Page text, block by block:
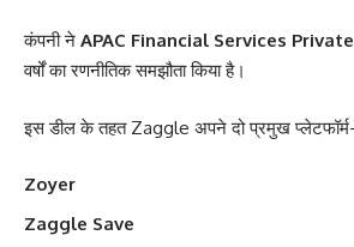
कंपनी ने APAC Financial Services
वर्षों का रणनीतिक समझौता किया है।
इस डील के तहत Zaggle अपने दो प्रमुख
Zoyer
Zaggle Save